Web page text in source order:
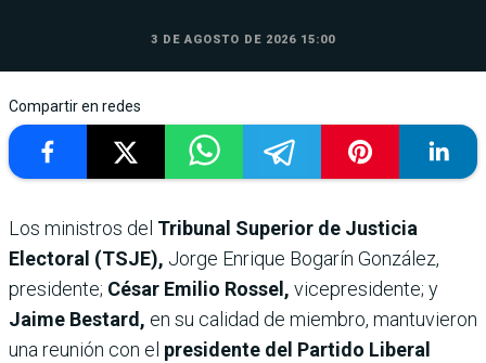
3 DE AGOSTO DE 2026 15:00
Compartir en redes
Los ministros del Tribunal Superior de Justicia
Electoral (TSJE), Jorge Enrique Bogarín González,
presidente; César Emilio Rossel, vicepresidente; y
Jaime Bestard, en su calidad de miembro, mantuvieron
una reunión con el presidente del Partido Liberal